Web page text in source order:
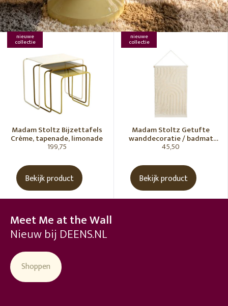
nieuwe
collectie
Madam Stoltz Bijzettafels
Crème, tapenade, limonade
199,75
Bekijk product
nieuwe
collectie
Madam Stoltz Getufte
wanddecoratie / badmat
Vanille
45,50
Bekijk product
Meet Me at the Wall
Nieuw bij DEENS.NL
Shoppen